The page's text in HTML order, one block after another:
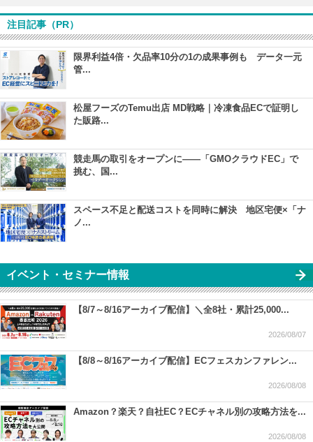
注目記事（PR）
限界利益4倍・欠品率10分の1の成果事例も データ一元
管...
松屋フーズのTemu出店 MD戦略｜冷凍食品ECで証明し
た販路...
競走馬の取引をオープンに――「GMOクラウドEC」で
挑む、国...
スペース不足と配送コストを同時に解決 地区宅便×「ナ
ノ...
イベント・セミナー情報
【8/7～8/16アーカイブ配信】＼全8社・累計25,000...
2026/08/07
【8/8～8/16アーカイブ配信】ECフェスカンファレン...
2026/08/08
Amazon？楽天？自社EC？ECチャネル別の攻略方法を...
2026/08/08